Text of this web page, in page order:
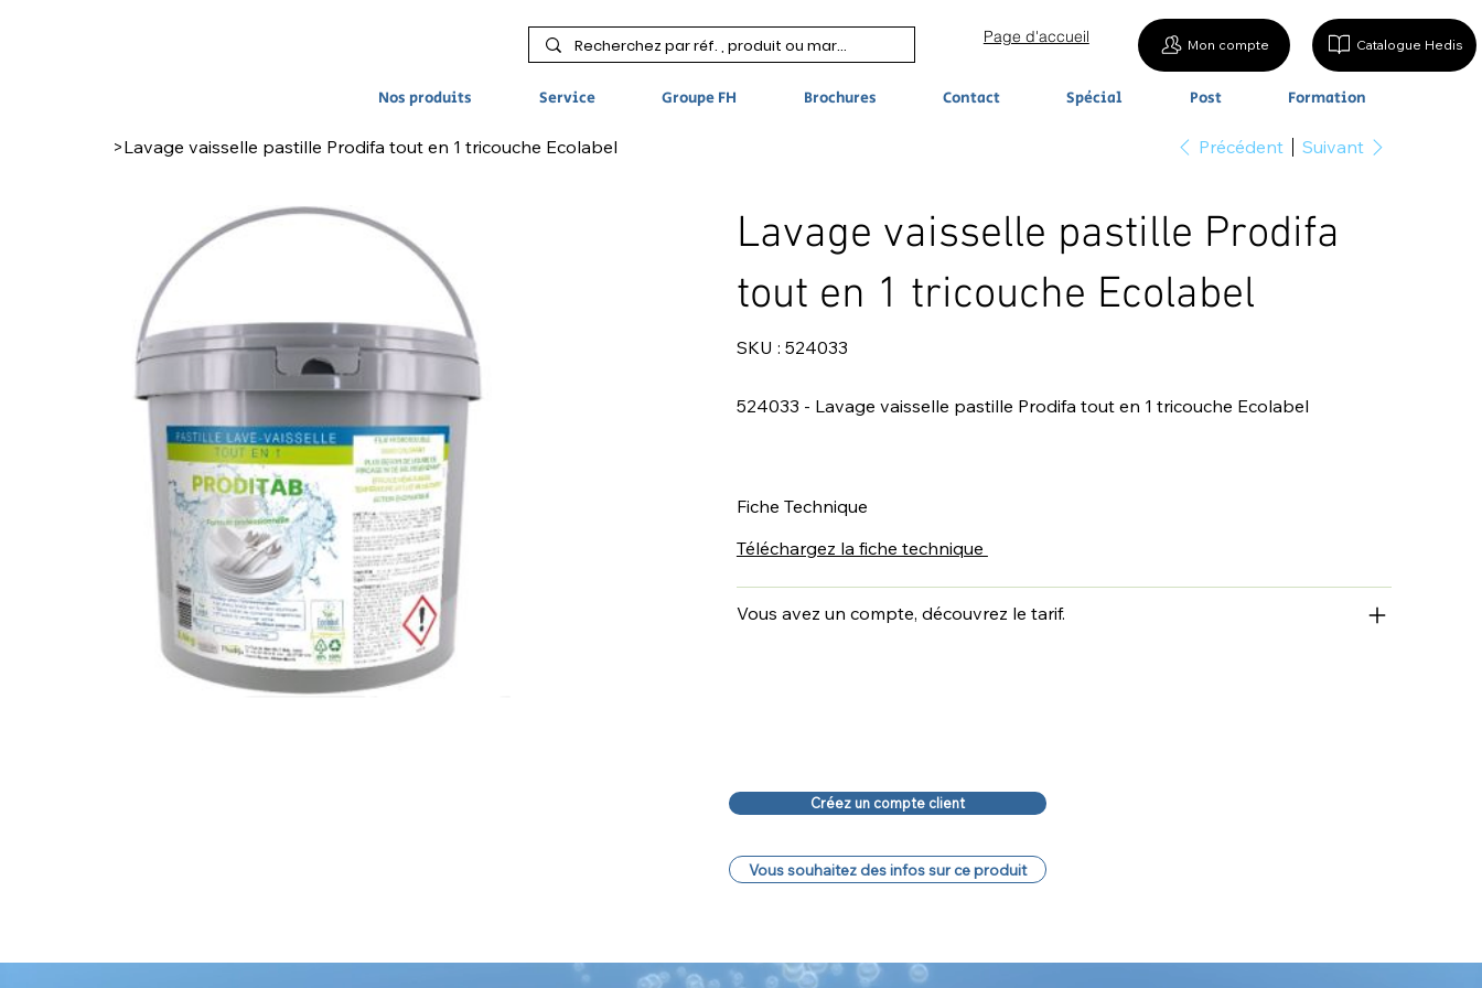
Page d'accueil Mon compte Catalogue Hedis
Nos produits Service Groupe FH Brochures Contact Spécial Post Formation
>Lavage vaisselle pastille Prodifa tout en 1 tricouche Ecolabel Précédent Suivant
Lavage vaisselle pastille Prodifa
tout en 1 tricouche Ecolabel
SKU : SKU
524033
524033
524033 - Lavage vaisselle pastille Prodifa tout en 1 tricouche Ecolabel
Fiche Technique
Téléchargez la fiche technique
Vous avez un compte, découvrez le tarif.
Vous souhaitez des infos sur ce produit
Créez un compte client